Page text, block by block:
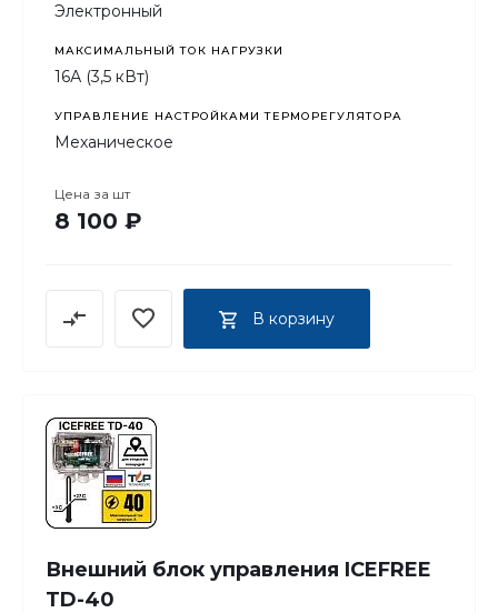
Электронный
МАКСИМАЛЬНЫЙ ТОК НАГРУЗКИ
16А (3,5 кВт)
УПРАВЛЕНИЕ НАСТРОЙКАМИ ТЕРМОРЕГУЛЯТОРА
Механическое
Цена за шт
8 100 ₽
В корзину
Внешний блок управления ICEFREE
TD-40